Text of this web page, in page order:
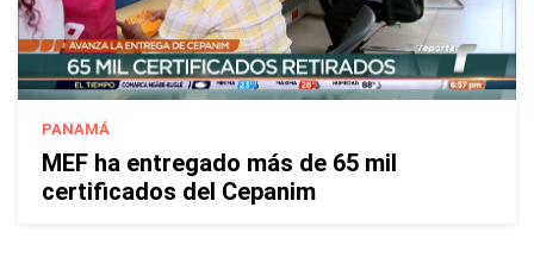
PANAMÁ
MEF ha entregado más de 65 mil
certificados del Cepanim